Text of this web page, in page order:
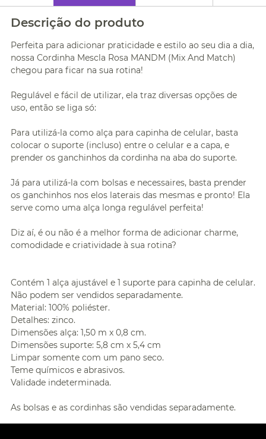
Descrição do produto
Perfeita para adicionar praticidade e estilo ao seu dia a dia,
nossa Cordinha Mescla Rosa MANDM (Mix And Match)
chegou para ficar na sua rotina!
Regulável e fácil de utilizar, ela traz diversas opções de
uso, então se liga só:
Para utilizá-la como alça para capinha de celular, basta
colocar o suporte (incluso) entre o celular e a capa, e
prender os ganchinhos da cordinha na aba do suporte.
Já para utilizá-la com bolsas e necessaires, basta prender
os ganchinhos nos elos laterais das mesmas e pronto! Ela
serve como uma alça longa regulável perfeita!
Diz aí, é ou não é a melhor forma de adicionar charme,
comodidade e criatividade à sua rotina?
Contém 1 alça ajustável e 1 suporte para capinha de celular.
Não podem ser vendidos separadamente.
Material: 100% poliéster.
Detalhes: zinco.
Dimensões alça: 1,50 m x 0,8 cm.
Dimensões suporte: 5,8 cm x 5,4 cm
Limpar somente com um pano seco.
Teme químicos e abrasivos.
Validade indeterminada.
As bolsas e as cordinhas são vendidas separadamente.